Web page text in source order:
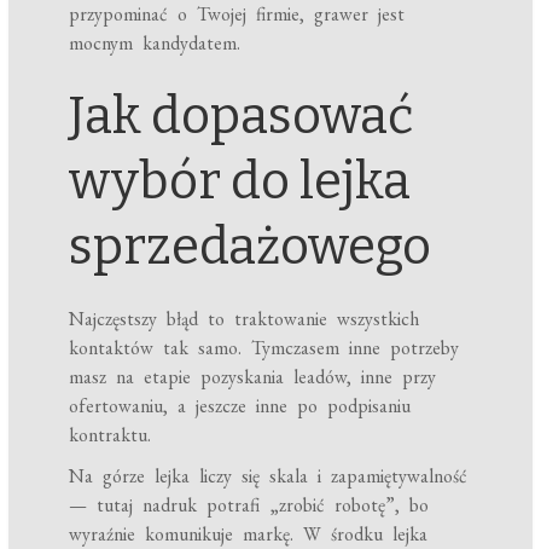
przypominać o Twojej firmie, grawer jest
mocnym kandydatem.
Jak dopasować
wybór do lejka
sprzedażowego
Najczęstszy błąd to traktowanie wszystkich
kontaktów tak samo. Tymczasem inne potrzeby
masz na etapie pozyskania leadów, inne przy
ofertowaniu, a jeszcze inne po podpisaniu
kontraktu.
Na górze lejka liczy się skala i zapamiętywalność
— tutaj nadruk potrafi „zrobić robotę”, bo
wyraźnie komunikuje markę. W środku lejka